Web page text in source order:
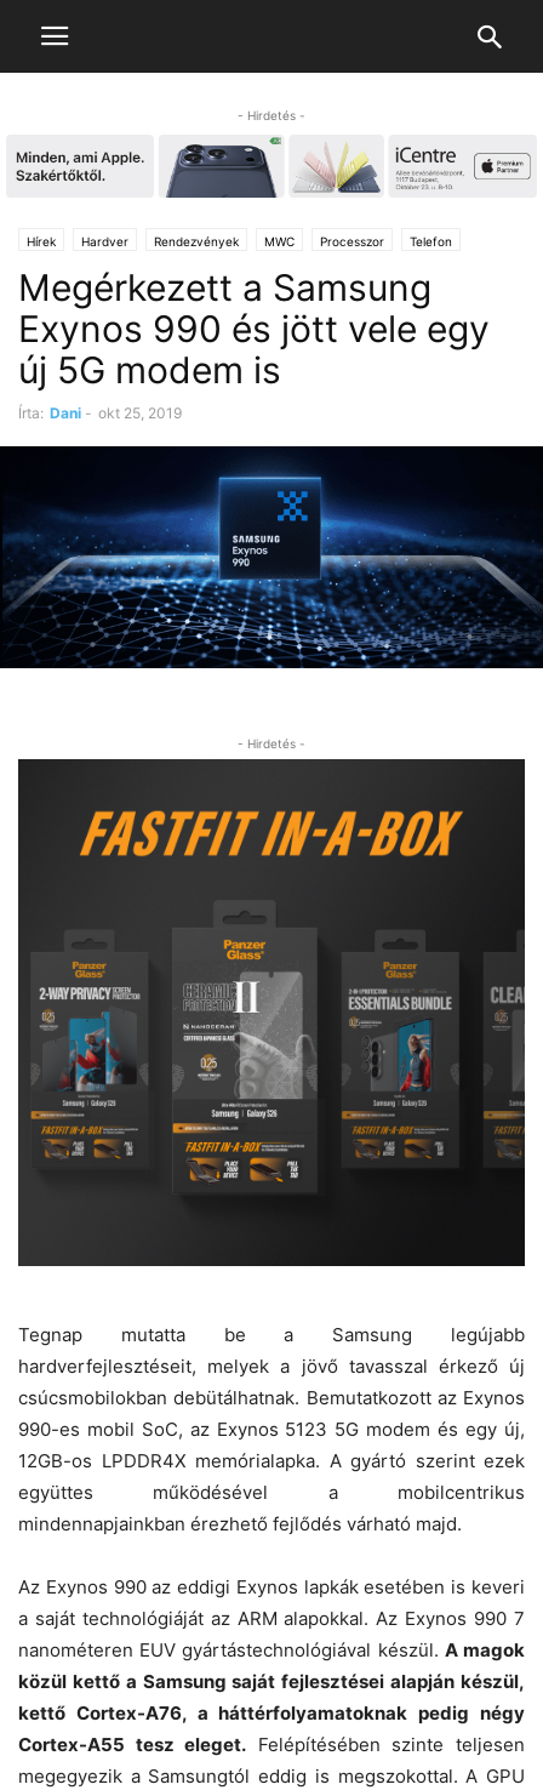
- Hirdetés -
Hírek Hardver Rendezvények MWC Processzor Telefon
Megérkezett a Samsung
Exynos 990 és jött vele egy
új 5G modem is
Írta: Dani - okt 25, 2019
- Hirdetés -
Tegnap mutatta be a Samsung legújabb
hardverfejlesztéseit, melyek a jövő tavasszal érkező új
csúcsmobilokban debütálhatnak. Bemutatkozott az Exynos
990-es mobil SoC, az Exynos 5123 5G modem és egy új,
12GB-os LPDDR4X memórialapka. A gyártó szerint ezek
együttes működésével a mobilcentrikus
mindennapjainkban érezhető fejlődés várható majd.
Az Exynos 990 az eddigi Exynos lapkák esetében is keveri
a saját technológiáját az ARM alapokkal. Az Exynos 990 7
nanométeren EUV gyártástechnológiával készül. A magok
közül kettő a Samsung saját fejlesztései alapján készül,
kettő Cortex-A76, a háttérfolyamatoknak pedig négy
Cortex-A55 tesz eleget. Felépítésében szinte teljesen
megegyezik a Samsungtól eddig is megszokottal. A GPU